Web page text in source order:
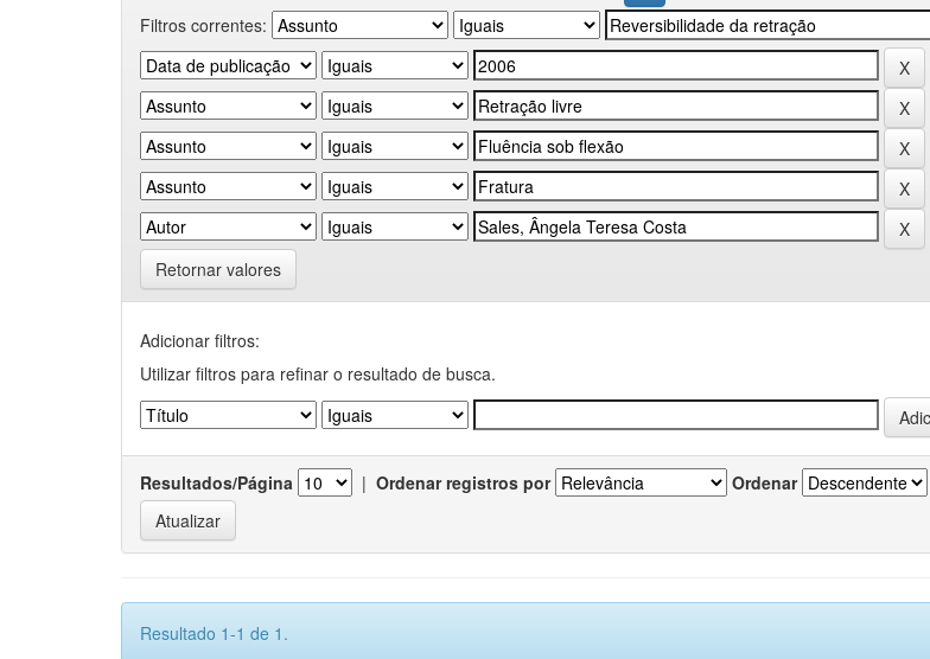
Filtros correntes:
Retornar valores
Adicionar filtros:
Utilizar filtros para refinar o resultado de busca.
Resultados/Página | Ordenar registros por Ordenar
Resultado 1-1 de 1.